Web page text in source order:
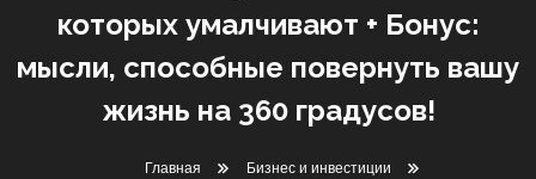
которых умалчивают + Бонус:
мысли, способные повернуть вашу
жизнь на 360 градусов!
Главная
Бизнес и инвестиции